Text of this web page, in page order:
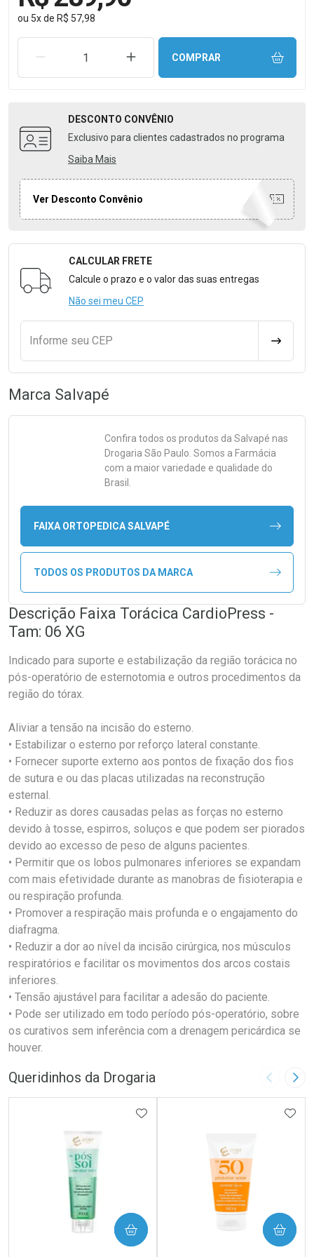
ou 5xde R$ 57,98
REMOVER UMA UNIDADEAUMENTAR UMA UNIDADE
COMPRAR
DESCONTO CONVÊNIO
Exclusivo para clientes cadastrados no programa
Saiba Mais
Ver Desconto Convênio
Formulário para Calcular o Frete
CALCULAR FRETE
Calcule o prazo e o valor das suas entregas
Não sei meu CEP
Informe seu CEP
Marca Salvapé
Confira todos os produtos da Salvapé nas
Drogaria São Paulo. Somos a Farmácia
com a maior variedade e qualidade do
Brasil.
FAIXA ORTOPEDICA SALVAPÉ
TODOS OS PRODUTOS DA MARCA
Descrição Faixa Torácica CardioPress -
Tam: 06 XG
Indicado para suporte e estabilização da região torácica no
pós-operatório de esternotomia e outros procedimentos da
região do tórax.
Aliviar a tensão na incisão do esterno.
• Estabilizar o esterno por reforço lateral constante.
• Fornecer suporte externo aos pontos de fixação dos fios
de sutura e ou das placas utilizadas na reconstrução
esternal.
• Reduzir as dores causadas pelas as forças no esterno
devido à tosse, espirros, soluços e que podem ser piorados
devido ao excesso de peso de alguns pacientes.
• Permitir que os lobos pulmonares inferiores se expandam
com mais efetividade durante as manobras de fisioterapia e
ou respiração profunda.
• Promover a respiração mais profunda e o engajamento do
diafragma.
• Reduzir a dor ao nível da incisão cirúrgica, nos músculos
respiratórios e facilitar os movimentos dos arcos costais
inferiores.
• Tensão ajustável para facilitar a adesão do paciente.
• Pode ser utilizado em todo período pós-operatório, sobre
os curativos sem inferência com a drenagem pericárdica se
houver.
Queridinhos da Drogaria Imagem
ADICIONAR AOS FAVORITOS
COMPRAR COMPRAR